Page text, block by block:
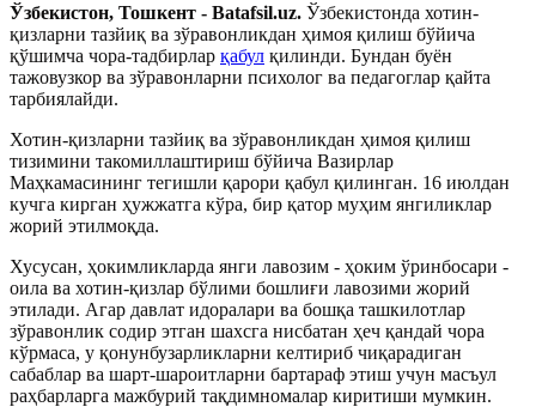
Ўзбекистон, Тошкент - Batafsil.uz. Ўзбекистонда хотин-
қизларни тазйиқ ва зўравонликдан ҳимоя қилиш бўйича
қўшимча чора-тадбирлар қабул қилинди. Бундан буён
тажовузкор ва зўравонларни психолог ва педагоглар қайта
тарбиялайди.
Хотин-қизларни тазйиқ ва зўравонликдан ҳимоя қилиш
тизимини такомиллаштириш бўйича Вазирлар
Маҳкамасининг тегишли қарори қабул қилинган. 16 июлдан
кучга кирган ҳужжатга кўра, бир қатор муҳим янгиликлар
жорий этилмоқда.
Хусусан, ҳокимликларда янги лавозим - ҳоким ўринбосари -
оила ва хотин-қизлар бўлими бошлиғи лавозими жорий
этилади. Агар давлат идоралари ва бошқа ташкилотлар
зўравонлик содир этган шахсга нисбатан ҳеч қандай чора
кўрмаса, у қонунбузарликларни келтириб чиқарадиган
сабаблар ва шарт-шароитларни бартараф этиш учун масъул
раҳбарларга мажбурий тақдимномалар киритиши мумкин.